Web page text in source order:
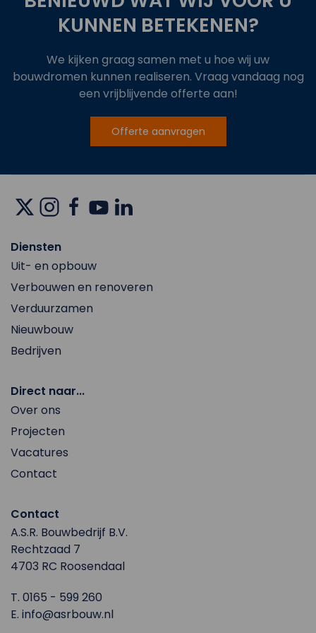
KUNNEN BETEKENEN?
We kijken graag samen met u hoe wij uw
bouwdromen kunnen realiseren. Vraag vandaag nog
een vrijblijvende offerte aan!
Offerte aanvragen
Diensten
Uit- en opbouw
Verbouwen en renoveren
Verduurzamen
Nieuwbouw
Bedrijven
Direct naar...
Over ons
Projecten
Vacatures
Contact
Contact
A.S.R. Bouwbedrijf B.V.
Rechtzaad 7
4703 RC Roosendaal
T. 0165 - 599 260
E. info@asrbouw.nl